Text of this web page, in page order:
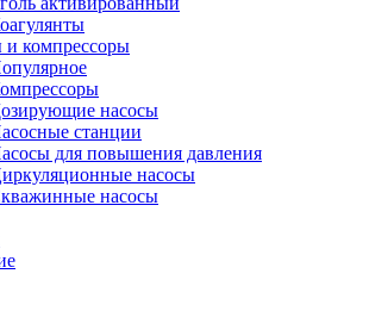
и компрессоры
насосы
станции
для повышения давления
насосы
насосы